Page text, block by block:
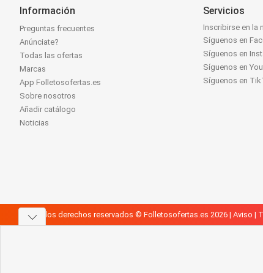
Información
Preguntas frecuentes
Anúnciate?
Todas las ofertas
Marcas
App Folletosofertas.es
Sobre nosotros
Añadir catálogo
Noticias
Servicios
Inscribirse en la
Síguenos en
Síguenos en
Síguenos en
Síguenos en
Todos los derechos reservados © Folletosofertas.es 2026 | Aviso |